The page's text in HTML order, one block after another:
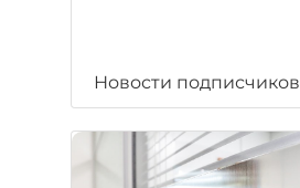
Новости подписчиков